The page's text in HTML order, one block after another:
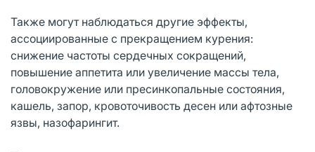
Также могут наблюдаться другие эффекты,
ассоциированные с прекращением курения:
снижение частоты сердечных сокращений,
повышение аппетита или увеличение массы тела,
головокружение или пресинкопальные состояния,
кашель, запор, кровоточивость десен или афтозные
язвы, назофарингит.